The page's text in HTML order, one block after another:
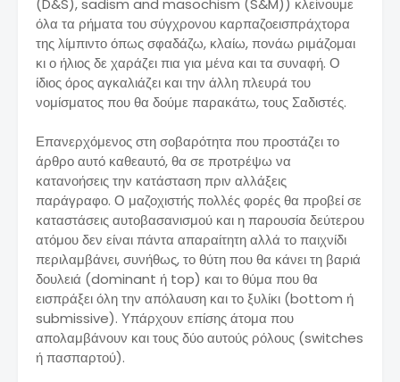
όλα τα ρήματα του σύγχρονου καρπαζοεισπράχτορα
της λίμπιντο όπως σφαδάζω, κλαίω, πονάω ριμάζομαι
κι ο ήλιος δε χαράζει πια για μένα και τα συναφή. Ο
ίδιος όρος αγκαλιάζει και την άλλη πλευρά του
νομίσματος που θα δούμε παρακάτω, τους Σαδιστές.
Επανερχόμενος στη σοβαρότητα που προστάζει το
άρθρο αυτό καθεαυτό, θα σε προτρέψω να
κατανοήσεις την κατάσταση πριν αλλάξεις
παράγραφο. Ο μαζοχιστής πολλές φορές θα προβεί σε
καταστάσεις αυτοβασανισμού και η παρουσία δεύτερου
ατόμου δεν είναι πάντα απαραίτητη αλλά το παιχνίδι
περιλαμβάνει, συνήθως, το θύτη που θα κάνει τη βαριά
δουλειά (dominant ή top) και το θύμα που θα
εισπράξει όλη την απόλαυση και το ξυλίκι (bottom ή
submissive). Υπάρχουν επίσης άτομα που
απολαμβάνουν και τους δύο αυτούς ρόλους (switches
ή πασπαρτού).